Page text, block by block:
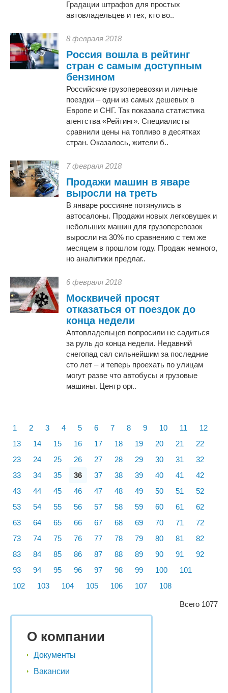
Градации штрафов для простых
автовладельцев и тех, кто во..
8 февраля 2018
Россия вошла в рейтинг
стран с самым доступным
бензином
Российские грузоперевозки и личные
поездки – одни из самых дешевых в
Европе и СНГ. Так показала статистика
агентства «Рейтинг». Специалисты
сравнили цены на топливо в десятках
стран. Оказалось, жители б..
7 февраля 2018
Продажи машин в яваре
выросли на треть
В январе россияне потянулись в
автосалоны. Продажи новых легковушек и
небольших машин для грузоперевозок
выросли на 30% по сравнению с тем же
месяцем в прошлом году. Продаж немного,
но аналитики предлаг..
6 февраля 2018
Москвичей просят
отказаться от поездок до
конца недели
Автовладельцев попросили не садиться
за руль до конца недели. Недавний
снегопад сал сильнейшим за последние
сто лет – и теперь проехать по улицам
могут разве что автобусы и грузовые
машины. Центр орг..
1 2 3 4 5 6 7 8 9 10 11
12
13
14 15 16 17 18 19 20 21
22
23
24 25 26 27 28 29 30 31
32
33
34 35 36 37 38 39 40 41
42
43
44 45 46 47 48 49 50 51
52
53
54 55 56 57 58 59 60 61
62
63
64 65 66 67 68 69 70 71
72
73
74 75 76 77 78 79 80 81
82
83
84 85 86 87 88 89 90 91
92
93
94 95 96 97 98 99 100
101
102
103 104 105 106 107 108
Всего 1077
О компании
Документы
Вакансии